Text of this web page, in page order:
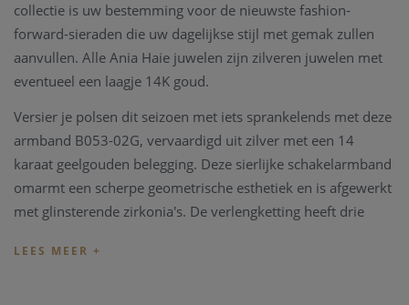
collectie is uw bestemming voor de nieuwste fashion-
forward-sieraden die uw dagelijkse stijl met gemak zullen
aanvullen. Alle Ania Haie juwelen zijn zilveren juwelen met
eventueel een laagje 14K goud.
Versier je polsen dit seizoen met iets sprankelends met deze
armband B053-02G, vervaardigd uit zilver met een 14
karaat geelgouden belegging. Deze sierlijke schakelarmband
omarmt een scherpe geometrische esthetiek en is afgewerkt
met glinsterende zirkonia's. De verlengketting heeft drie